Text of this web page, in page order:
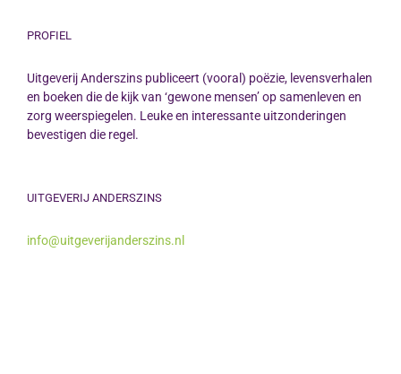
PROFIEL
Uitgeverij Anderszins publiceert (vooral) poëzie, levensverhalen
en boeken die de kijk van ‘gewone mensen’ op samenleven en
zorg weerspiegelen. Leuke en interessante uitzonderingen
bevestigen die regel.
UITGEVERIJ ANDERSZINS
info@uitgeverijanderszins.nl